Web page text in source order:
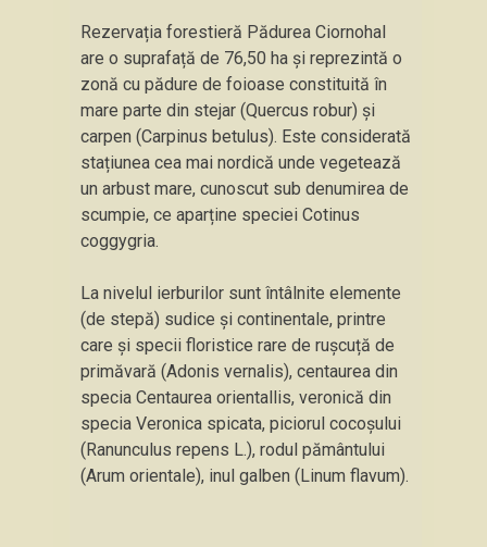
Rezervația forestieră Pădurea Ciornohal
are o suprafață de 76,50 ha și reprezintă o
zonă cu pădure de foioase constituită în
mare parte din stejar (Quercus robur) şi
carpen (Carpinus betulus). Este considerată
stațiunea cea mai nordică unde vegetează
un arbust mare, cunoscut sub denumirea de
scumpie, ce aparține speciei Cotinus
coggygria.
La nivelul ierburilor sunt întâlnite elemente
(de stepă) sudice și continentale, printre
care și specii floristice rare de rușcuță de
primăvară (Adonis vernalis), centaurea din
specia Centaurea orientallis, veronică din
specia Veronica spicata, piciorul cocoșului
(Ranunculus repens L.), rodul pământului
(Arum orientale), inul galben (Linum flavum).